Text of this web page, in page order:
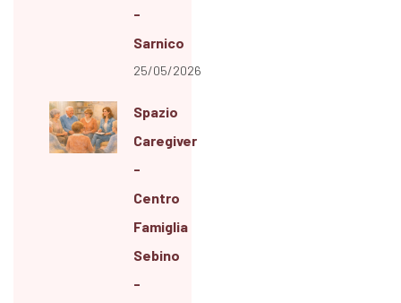
-
Sarnico
25/05/2026
Spazio
Caregiver
-
Centro
Famiglia
Sebino
-